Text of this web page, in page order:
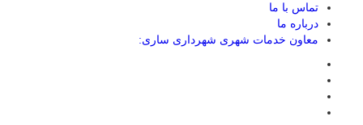
تماس با ما
درباره ما
معاون خدمات شهری شهرداری ساری: